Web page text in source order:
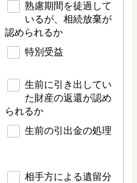
熟慮期間を徒過して
いるが、相続放棄が
認められるか
特別受益
生前に引き出してい
た財産の返還が認め
られるか
生前の引出金の処理
相手方による遺留分